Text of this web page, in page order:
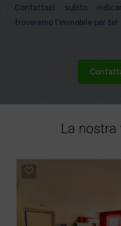
Contattaci subito
troveremo l’immobile per te!
La nostra